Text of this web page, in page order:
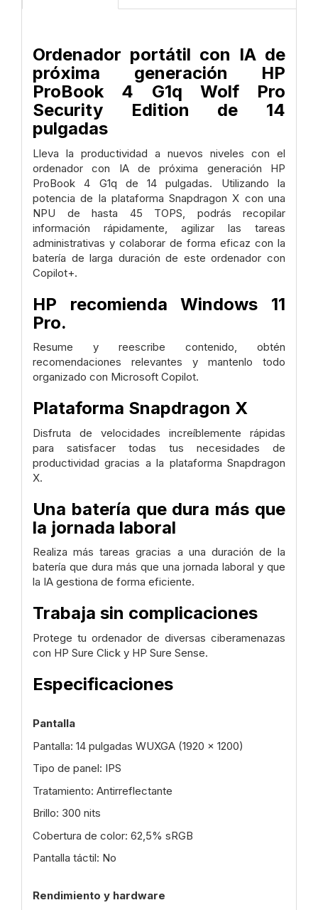
Ordenador portátil con IA de
próxima generación HP
ProBook 4 G1q Wolf Pro
Security Edition de 14
pulgadas
Lleva la productividad a nuevos niveles con el
ordenador con IA de próxima generación HP
ProBook 4 G1q de 14 pulgadas. Utilizando la
potencia de la plataforma Snapdragon X con una
NPU de hasta 45 TOPS, podrás recopilar
información rápidamente, agilizar las tareas
administrativas y colaborar de forma eficaz con la
batería de larga duración de este ordenador con
Copilot+.
HP recomienda Windows 11
Pro.
Resume y reescribe contenido, obtén
recomendaciones relevantes y mantenlo todo
organizado con Microsoft Copilot.
Plataforma Snapdragon X
Disfruta de velocidades increíblemente rápidas
para satisfacer todas tus necesidades de
productividad gracias a la plataforma Snapdragon
X.
Una batería que dura más que
la jornada laboral
Realiza más tareas gracias a una duración de la
batería que dura más que una jornada laboral y que
la IA gestiona de forma eficiente.
Trabaja sin complicaciones
Protege tu ordenador de diversas ciberamenazas
con HP Sure Click y HP Sure Sense.
Especificaciones
Pantalla
Pantalla: 14 pulgadas WUXGA (1920 x 1200)
Tipo de panel: IPS
Tratamiento: Antirreflectante
Brillo: 300 nits
Cobertura de color: 62,5% sRGB
Pantalla táctil: No
Rendimiento y hardware